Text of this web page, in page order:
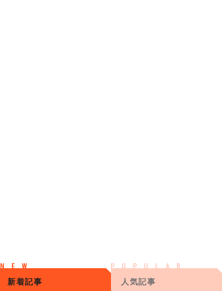
新着記事 人気記事